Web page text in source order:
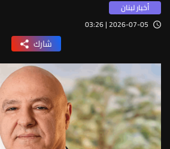
أخبار لبنان
2026-07-05 | 03:26
شارك